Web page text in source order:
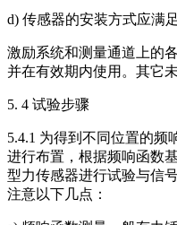
d) 传感器的安装方式应满
激励系统和测量通道上的
并在有效期内使用。其它
5. 4 试验步骤
5.4.1 为得到不同位置的频
进行布置，根据频响函数
型力传感器进行试验与信
注意以下几点：